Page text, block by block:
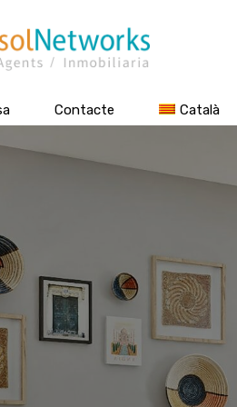
Contacte Català